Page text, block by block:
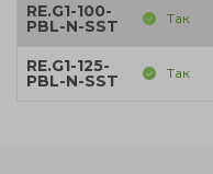
RE.G1-100-
PBL-N-SST Так
RE.G1-125-
PBL-N-SST Так